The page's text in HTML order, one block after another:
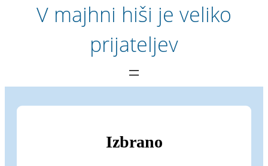
V majhni hiši je veliko
prijateljev
Izbrano